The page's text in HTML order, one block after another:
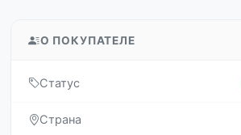
О ПОКУПАТЕЛЕ
Статус
Страна